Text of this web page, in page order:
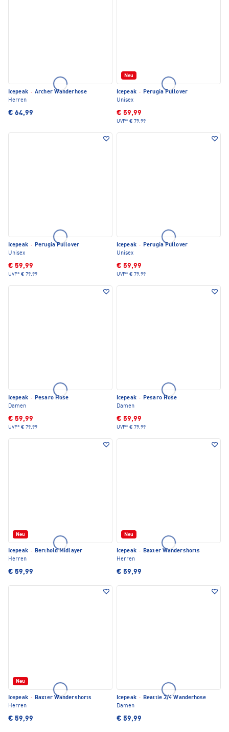
Icepeak · Archer Wanderhose
Herren
€ 64,99
Neu
Icepeak · Perugia Pullover
Unisex
€ 59,99
UVP* € 79,99
Icepeak · Perugia Pullover
Unisex
€ 59,99
UVP* € 79,99
Icepeak · Perugia Pullover
Unisex
€ 59,99
UVP* € 79,99
Icepeak · Pesaro Hose
Damen
€ 59,99
UVP* € 79,99
Icepeak · Pesaro Hose
Damen
€ 59,99
UVP* € 79,99
Neu
Icepeak · Berthold Midlayer
Herren
€ 59,99
Neu
Icepeak · Baxter Wandershorts
Herren
€ 59,99
Neu
Icepeak · Baxter Wandershorts
Herren
€ 59,99
Icepeak · Beattie 3/4 Wanderhose
Damen
€ 59,99